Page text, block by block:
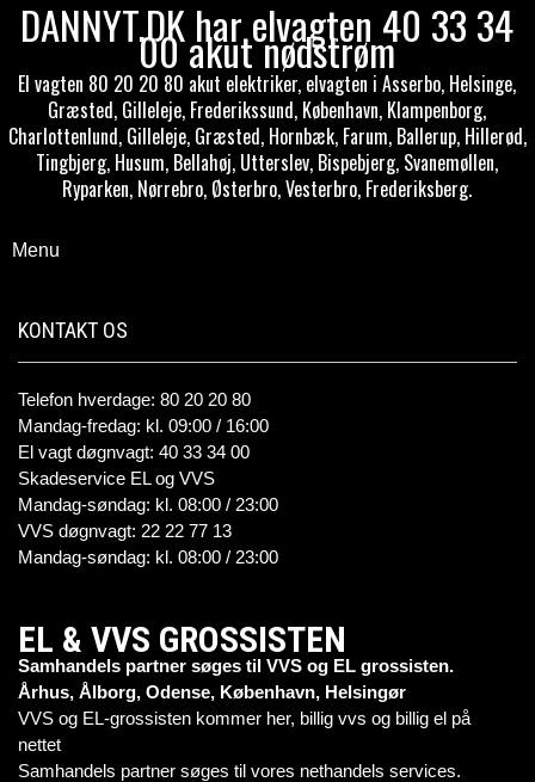
DANNYT.DK har elvagten 40 33 34
00 akut nødstrøm
El vagten 80 20 20 80 akut elektriker, elvagten i Asserbo, Helsinge,
Græsted, Gilleleje, Frederikssund, København, Klampenborg,
Charlottenlund, Gilleleje, Græsted, Hornbæk, Farum, Ballerup, Hillerød,
Tingbjerg, Husum, Bellahøj, Utterslev, Bispebjerg, Svanemøllen,
Ryparken, Nørrebro, Østerbro, Vesterbro, Frederiksberg.
Menu
KONTAKT OS
Telefon hverdage: 80 20 20 80
Mandag-fredag: kl. 09:00 / 16:00
El vagt døgnvagt: 40 33 34 00
Skadeservice EL og VVS
Mandag-søndag: kl. 08:00 / 23:00
VVS døgnvagt: 22 22 77 13
Mandag-søndag: kl. 08:00 / 23:00
EL & VVS GROSSISTEN
Samhandels partner søges til VVS og EL grossisten.
Århus, Ålborg, Odense, København, Helsingør
VVS og EL-grossisten kommer her, billig vvs og billig el på
nettet
Samhandels partner søges til vores nethandels services.